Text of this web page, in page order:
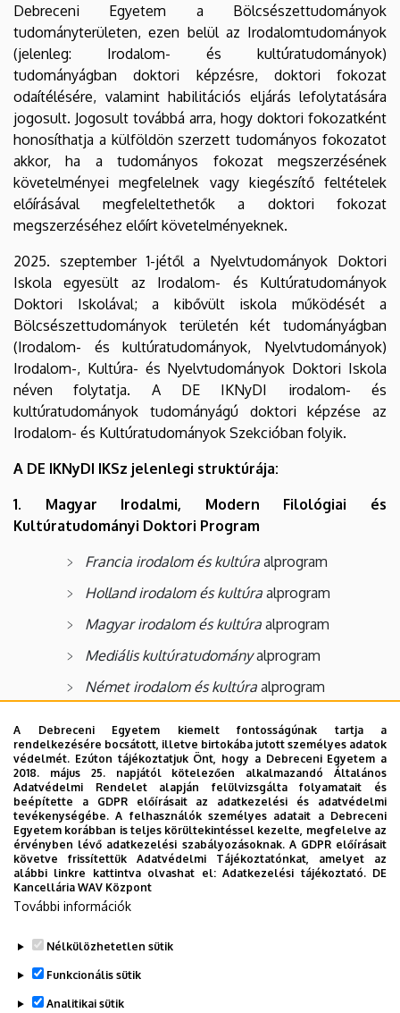
Debreceni Egyetem a Bölcsészettudományok
tudományterületen, ezen belül az Irodalomtudományok
(jelenleg: Irodalom- és kultúratudományok)
tudományágban doktori képzésre, doktori fokozat
odaítélésére, valamint habilitációs eljárás lefolytatására
jogosult. Jogosult továbbá arra, hogy doktori fokozatként
honosíthatja a külföldön szerzett tudományos fokozatot
akkor, ha a tudományos fokozat megszerzésének
követelményei megfelelnek vagy kiegészítő feltételek
előírásával megfeleltethetők a doktori fokozat
megszerzéséhez előírt követelményeknek.
2025. szeptember 1-jétől a Nyelvtudományok Doktori
Iskola egyesült az Irodalom- és Kultúratudományok
Doktori Iskolával; a kibővült iskola működését a
Bölcsészettudományok területén két tudományágban
(Irodalom- és kultúratudományok, Nyelvtudományok)
Irodalom-, Kultúra- és Nyelvtudományok Doktori Iskola
néven folytatja. A DE IKNyDI irodalom- és
kultúratudományok tudományágú doktori képzése az
Irodalom- és Kultúratudományok Szekcióban folyik.
A DE IKNyDI IKSz jelenlegi struktúrája:
1. Magyar Irodalmi, Modern Filológiai és
Kultúratudományi Doktori Program
Francia irodalom és kultúra alprogram
Holland irodalom és kultúra alprogram
Magyar irodalom és kultúra alprogram
Mediális kultúratudományalprogram
Német irodalom és kultúra alprogram
Orosz irodalom és kultúraalprogram
2. Angol és Észak-amerikai Irodalom- és
Kultúratudományi Doktori Program
Angol irodalom és kultúraalprogram
Észak-amerikai irodalom és kultúra
Legutóbbi frissítés: 2026. 01. 10. 16:10
A Debreceni Egyetem kiemelt fontosságúnak tartja a
rendelkezésére bocsátott, illetve birtokába jutott személyes adatok
védelmét. Ezúton tájékoztatjuk Önt, hogy a Debreceni Egyetem a
2018. május 25. napjától kötelezően alkalmazandó Általános
Adatvédelmi Rendelet alapján felülvizsgálta folyamatait és
beépítette a GDPR előírásait az adatkezelési és adatvédelmi
tevékenységébe. A felhasználók személyes adatait a Debreceni
Egyetem korábban is teljes körültekintéssel kezelte, megfelelve az
érvényben lévő adatkezelési szabályozásoknak. A GDPR előírásait
követve frissítettük Adatvédelmi Tájékoztatónkat, amelyet az
alábbi linkre kattintva olvashat el:Adatkezelési tájékoztató. DE
Kancellária WAV Központ
További információk
Nélkülözhetetlen sütik
Funkcionális sütik
Analitikai sütik